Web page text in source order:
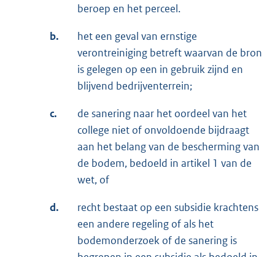
beroep en het perceel.
b.
het een geval van ernstige
verontreiniging betreft waarvan de bron
is gelegen op een in gebruik zijnd en
blijvend bedrijventerrein;
c.
de sanering naar het oordeel van het
college niet of onvoldoende bijdraagt
aan het belang van de bescherming van
de bodem, bedoeld in artikel 1 van de
wet, of
d.
recht bestaat op een subsidie krachtens
een andere regeling of als het
bodemonderzoek of de sanering is